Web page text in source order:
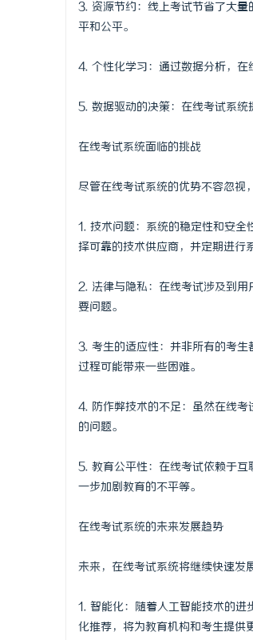
3. 资源节约：线上考试节省了大
平和公平。
4. 个性化学习：通过数据分析，在
5. 数据驱动的决策：在线考试系统
在线考试系统面临的挑战
尽管在线考试系统的优势不容忽视
1. 技术问题：系统的稳定性和安
择可靠的技术供应商，并定期进行
2. 法律与隐私：在线考试涉及到
要问题。
3. 考生的适应性：并非所有的考
过程可能带来一些困难。
4. 防作弊技术的不足：虽然在线
的问题。
5. 教育公平性：在线考试依赖于
一步加剧教育的不平等。
在线考试系统的未来发展趋势
未来，在线考试系统将继续快速发
1. 智能化：随着人工智能技术的
化推荐，将为教育机构和考生提供